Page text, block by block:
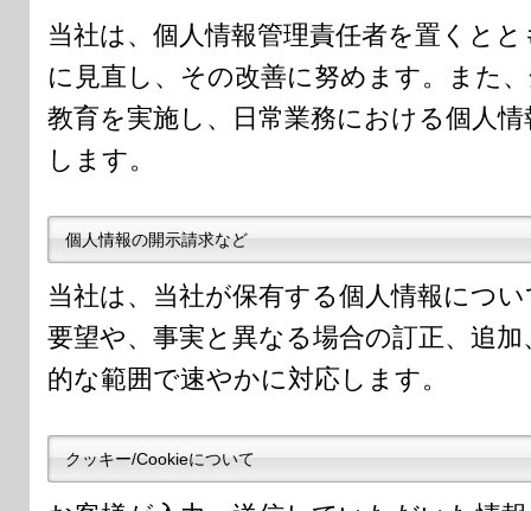
当社は、個人情報管理責任者を置くと
に見直し、その改善に努めます。また
教育を実施し、日常業務における個人
します。
個人情報の開示請求など
当社は、当社が保有する個人情報につ
要望や、事実と異なる場合の訂正、追
的な範囲で速やかに対応します。
クッキー/Cookieについて